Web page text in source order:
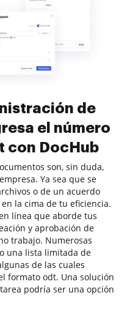
de
el número
con DocHub
son, sin duda,
Ya sea que se
o de un acuerdo
la cima de tu eficiencia.
línea que aborde tus
y aprobación de
trabajo. Numerosas
una lista limitada de
de las cuales
formato odt. Una solución
podría ser una opción